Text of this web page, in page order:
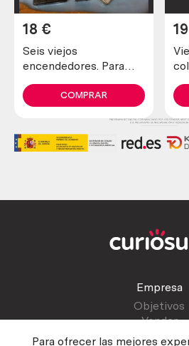
Para ofrecer las mejores
Seis viejos
encendedores. Para
De antigua colección
18 €
COMPRAR
19
Empresa
Objetivos
Vender